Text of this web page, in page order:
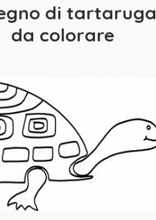
di tartaruga
da colorare